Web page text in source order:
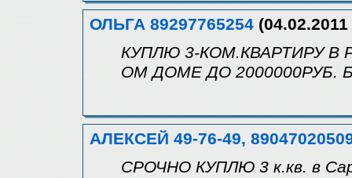
ОЛЬГА 89297765254
КУПЛЮ 3-КОМ.КВАРТИРУ В
ОМ ДОМЕ ДО 2000000РУБ.
АЛЕКСЕЙ 49-76-49,
СРОЧНО КУПЛЮ 3 к.кв. в